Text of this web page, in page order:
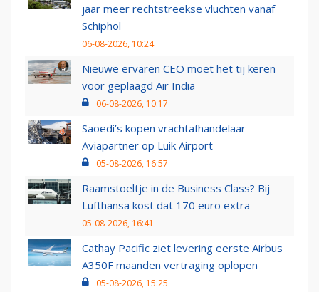
jaar meer rechtstreekse vluchten vanaf
Schiphol
06-08-2026, 10:24
Nieuwe ervaren CEO moet het tij keren
voor geplaagd Air India
06-08-2026, 10:17
Saoedi’s kopen vrachtafhandelaar
Aviapartner op Luik Airport
05-08-2026, 16:57
Raamstoeltje in de Business Class? Bij
Lufthansa kost dat 170 euro extra
05-08-2026, 16:41
Cathay Pacific ziet levering eerste Airbus
A350F maanden vertraging oplopen
05-08-2026, 15:25